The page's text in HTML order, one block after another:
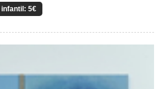
infantil: 5€